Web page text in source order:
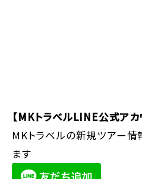
【MKトラベルLINE公式アカ
MKトラベルの新規ツアー
ます